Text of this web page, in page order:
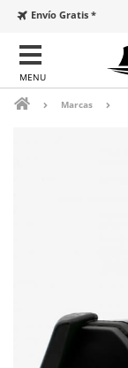
Envío Gratis *
Marcas